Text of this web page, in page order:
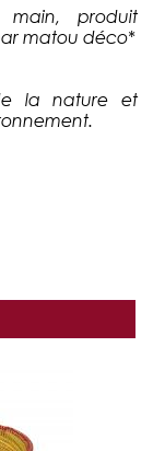
produit
matou déco*
la nature et